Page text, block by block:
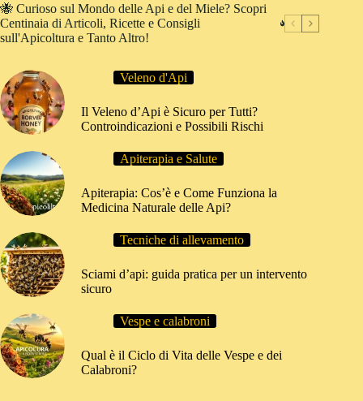
🐝 Curioso sul Mondo delle Api e del Miele? Scopri
Centinaia di Articoli, Ricette e Consigli
sull'Apicoltura e Tanto Altro!
Veleno d'Api
Il Veleno d’Api è Sicuro per Tutti?
Controindicazioni e Possibili Rischi
Apiterapia e Salute
Apiterapia: Cos’è e Come Funziona la
Medicina Naturale delle Api?
Tecniche di allevamento
Sciami d’api: guida pratica per un intervento
sicuro
Vespe e calabroni
Qual è il Ciclo di Vita delle Vespe e dei
Calabroni?